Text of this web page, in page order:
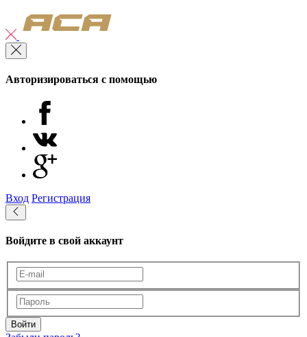
Авторизироваться с помощью
Вход Регистрация
Войдите в свой аккаунт
Войти